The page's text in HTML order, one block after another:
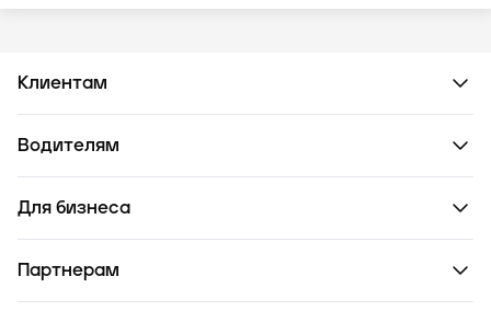
Клиентам
Водителям
Для бизнеса
Партнерам